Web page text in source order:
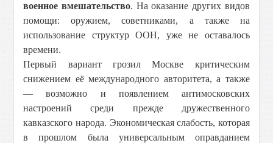
военное вмешательство. На оказание других видов
помощи: оружием, советниками, а также на
использование структур ООН, уже не оставалось
времени.
Первый вариант грозил Москве критическим
снижением её международного авторитета, а также
— возможно и появлением антимосковских
настроений среди прежде дружественного
кавказского народа. Экономическая слабость, которая
в прошлом была универсальным оправданием